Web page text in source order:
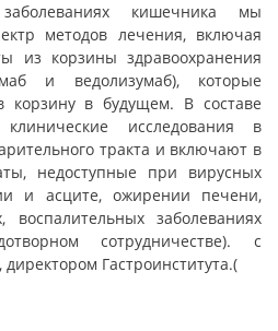
кишечника мы
методов лечения, включая
из корзины здравоохранения
и ведолизумаб), которые
корзину в будущем. В составе
исследования в
тракта и включают в
недоступные при вирусных
и асците, ожирении печени,
воспалительных заболеваниях
сотрудничестве). с
Гастроинститута).